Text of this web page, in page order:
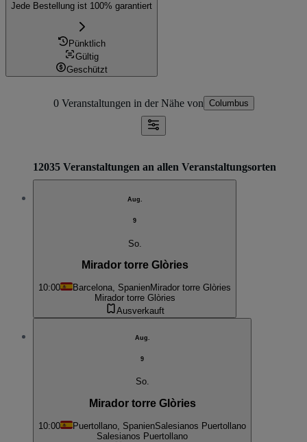
Jede Bestellung ist 100% garantiert
Pünktlich
Gültig
Geschützt
0 Veranstaltungen in der Nähe von Columbus
12035 Veranstaltungen an allen Veranstaltungsorten
Aug.
9
So.
Mirador torre Glòries
10:00 Barcelona, SpanienMirador torre Glòries
Mirador torre Glòries
Ausverkauft
Aug.
9
So.
Mirador torre Glòries
10:00 Puertollano, SpanienSalesianos Puertollano
Salesianos Puertollano